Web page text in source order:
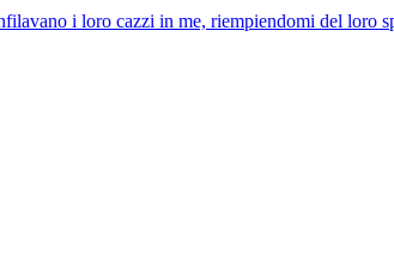
i loro cazzi in me, riempiendomi del loro